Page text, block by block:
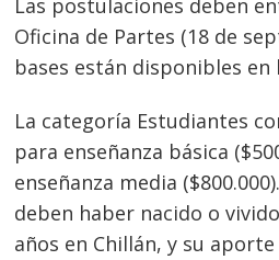
Oficina de Partes (18 de
bases están disponibles
La categoría Estudiantes
para enseñanza básica
enseñanza media
deben haber nacido o
años en Chillán, y su